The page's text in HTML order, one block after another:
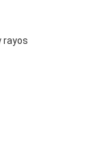
rayos